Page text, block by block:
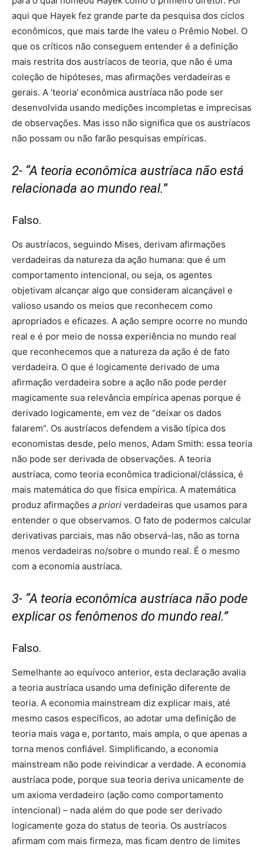
aqui que Hayek fez grande parte da pesquisa dos ciclos
econômicos, que mais tarde lhe valeu o Prêmio Nobel. O
que os críticos não conseguem entender é a definição
mais restrita dos austríacos de teoria, que não é uma
coleção de hipóteses, mas afirmações verdadeiras e
gerais. A ‘teoria’ econômica austríaca não pode ser
desenvolvida usando medições incompletas e imprecisas
de observações. Mas isso não significa que os austríacos
não possam ou não farão pesquisas empíricas.
2- “A teoria econômica austríaca não está
relacionada ao mundo real.”
Falso.
Os austríacos, seguindo Mises, derivam afirmações
verdadeiras da natureza da ação humana: que é um
comportamento intencional, ou seja, os agentes
objetivam alcançar algo que consideram alcançável e
valioso usando os meios que reconhecem como
apropriados e eficazes. A ação sempre ocorre no mundo
real e é por meio de nossa experiência no mundo real
que reconhecemos que a natureza da ação é de fato
verdadeira. O que é logicamente derivado de uma
afirmação verdadeira sobre a ação não pode perder
magicamente sua relevância empírica apenas porque é
derivado logicamente, em vez de “deixar os dados
falarem”. Os austríacos defendem a visão típica dos
economistas desde, pelo menos, Adam Smith: essa teoria
não pode ser derivada de observações. A teoria
austríaca, como teoria econômica tradicional/clássica, é
mais matemática do que física empírica. A matemática
produz afirmações a priori verdadeiras que usamos para
entender o que observamos. O fato de podermos calcular
derivativas parciais, mas não observá-las, não as torna
menos verdadeiras no/sobre o mundo real. É o mesmo
com a economia austríaca.
3- “A teoria econômica austríaca não pode
explicar os fenômenos do mundo real.”
Falso.
Semelhante ao equívoco anterior, esta declaração avalia
a teoria austríaca usando uma definição diferente de
teoria. A economia mainstream diz explicar mais, até
mesmo casos específicos, ao adotar uma definição de
teoria mais vaga e, portanto, mais ampla, o que apenas a
torna menos confiável. Simplificando, a economia
mainstream não pode reivindicar a verdade. A economia
austríaca pode, porque sua teoria deriva unicamente de
um axioma verdadeiro (ação como comportamento
intencional) – nada além do que pode ser derivado
logicamente goza do status de teoria. Os austríacos
afirmam com mais firmeza, mas ficam dentro de limites